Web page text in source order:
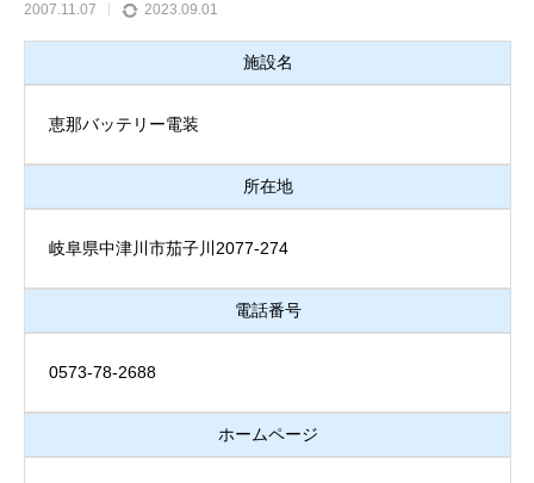
2007.11.07 2023.09.01
施設名
恵那バッテリー電装
所在地
岐阜県中津川市茄子川2077-274
電話番号
0573-78-2688
ホームページ